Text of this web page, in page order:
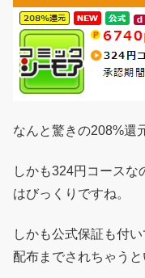
なんと驚きの208%還
しかも324円コースな
はびっくりですね。
しかも公式保証も付
配布までされちゃうと